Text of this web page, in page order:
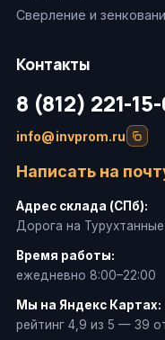
Сверление и
Контакты
8 (812) 221-
info@invprom.ru
Написать на
Адрес склада (СПб):
Дорога на
Время работы:
ежедневно 8:00–22:00
Мы на Яндекс Картах:
рейтинг 4,9 из 5 — 39